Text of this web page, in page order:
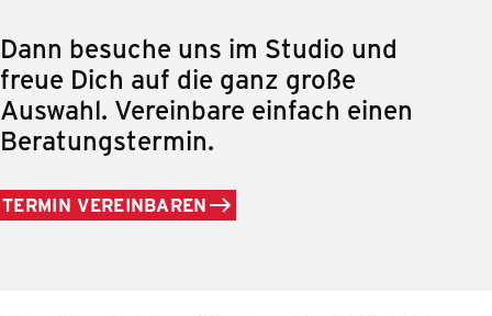
Dann besuche uns im Studio und
freue Dich auf die ganz große
Auswahl. Vereinbare einfach einen
Beratungstermin.
TERMIN VEREINBAREN